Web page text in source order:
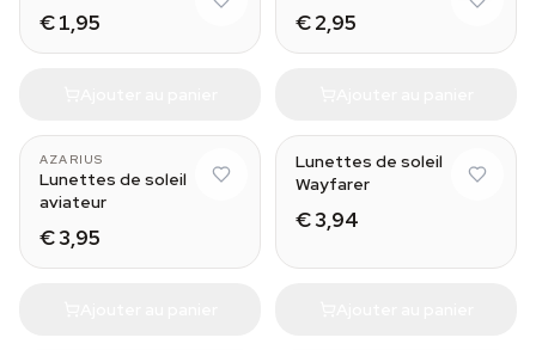
€ 1,95 € 2,95
AZARIUS
Lunettes de soleil
aviateur
€ 3,95
Lunettes de soleil
Wayfarer
€ 3,94